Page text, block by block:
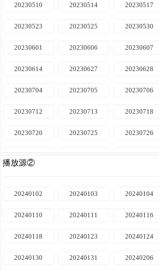
20230510 20230514 20230517
20230523 20230525 20230530
20230601 20230606 20230607
20230614 20230627 20230628
20230704 20230705 20230706
20230712 20230713 20230718
20230720 20230725 20230726
20230817 20230822 20230823
20230830 20230831 20230905
20230907 20230912 20230914
20230920 20230921 20230926
播放源②
20240102 20240103 20240104
20240110 20240111 20240116
20240118 20240123 20240124
20240130 20240131 20240206